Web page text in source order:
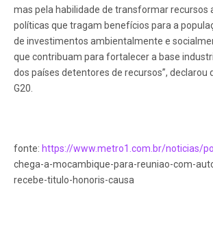
mas pela habilidade de transformar recursos
políticas que tragam benefícios para a
de investimentos ambientalmente e
que contribuam para fortalecer a base
dos países detentores de recursos”, declarou
G20.
fonte: https://www.metro1.com.br/noticias/
chega-a-mocambique-para-reuniao-com-
recebe-titulo-honoris-causa